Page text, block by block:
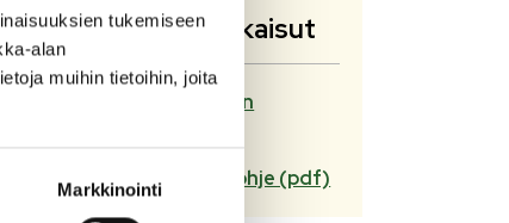
tukemiseen
alan
muihin tietoihin, joita
Markkinointi
Oppaat ja julkaisut
kunnan sisäisen
valvonnan ja
riskienhallinnan ohje (pdf)